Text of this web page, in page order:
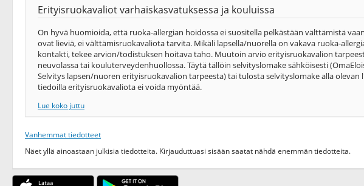
Erityisruokavaliot varhaiskasvatuksessa ja kouluissa
On hyvä huomioida, että ruoka-allergian hoidossa ei suositella pelkästään välttämistä
ovat lieviä, ei välttämisruokavaliota tarvita. Mikäli lapsella/nuorella on vakava ruoka-
kontakti, tekee arvion/todistuksen hoitava taho. Muutoin arvio erityisruokavalion
neuvolassa tai kouluterveydenhuollossa. Täytä tällöin selvityslomake sähköisesti
Selvitys lapsen/nuoren erityisruokavalion tarpeesta) tai tulosta selvityslomake alla
tiedoilla erityisruokavaliota ei voida myöntää.
Lue koko juttu
Vanhemmat tiedotteet
Näet yllä ainoastaan julkisia tiedotteita. Kirjauduttuasi sisään saatat nähdä enemmän tiedotteita.